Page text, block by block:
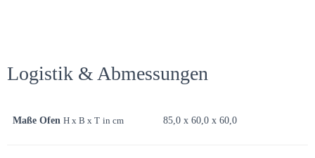
Logistik & Abmessungen
Maße Ofen H x B x T in cm 85,0 x 60,0 x 60,0